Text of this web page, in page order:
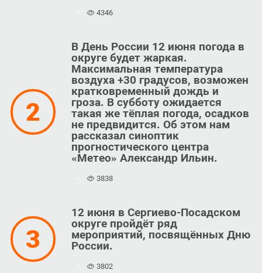
4346
2
В День России 12 июня погода в
округе будет жаркая.
Максимальная температура
воздуха +30 градусов, возможен
кратковременный дождь и
гроза. В субботу ожидается
такая же тёплая погода, осадков
не предвидится. Об этом нам
рассказал синоптик
прогностического центра
«Метео» Александр Ильин.
3838
3
12 июня в Сергиево-Посадском
округе пройдёт ряд
мероприятий, посвящённых Дню
России.
3802